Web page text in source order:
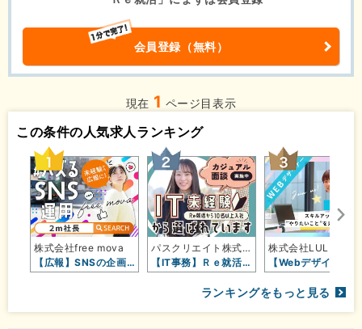
会員登録（無料）
現在 1 ページ目表示
この条件の人気求人ランキング
株式会社free mova
【広報】SNSの企画・運用・撮影◇…
パスクリエイト株式会社
【IT事務】Ｒｅ就活から10名以上…
株式会社LULL
ランキングをもっと見る